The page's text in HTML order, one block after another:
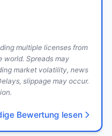
multiple licenses from
world. Spreads may
market volatility, news
slippage may occur.
Bewertung lesen